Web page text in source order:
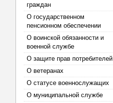
граждан
О государственном
пенсионном обеспечении
О воинской обязанности и
военной службе
О защите прав потребителей
О ветеранах
О статусе военнослужащих
О муниципальной службе